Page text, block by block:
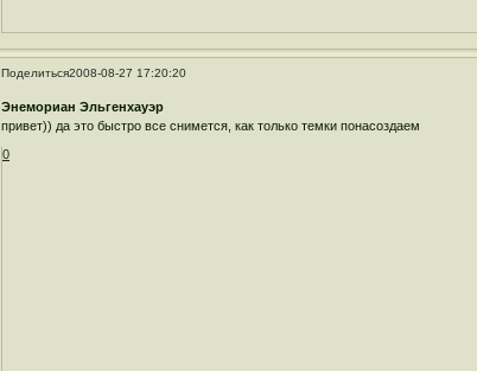
Поделиться2008-08-27 17:20:20
Энемориан Эльгенхауэр
привет)) да это быстро все снимется, как только темки понасоздаем
0